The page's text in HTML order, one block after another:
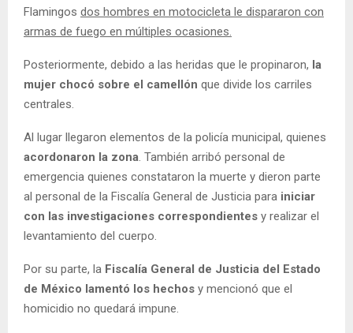
Flamingos dos hombres en motocicleta le dispararon con
armas de fuego en múltiples ocasiones.
Posteriormente, debido a las heridas que le propinaron, la
mujer chocó sobre el camellón que divide los carriles
centrales.
Al lugar llegaron elementos de la policía municipal, quienes
acordonaron la zona. También arribó personal de
emergencia quienes constataron la muerte y dieron parte
al personal de la Fiscalía General de Justicia para iniciar
con las investigaciones correspondientes y realizar el
levantamiento del cuerpo.
Por su parte, la Fiscalía General de Justicia del Estado
de México lamentó los hechos y mencionó que el
homicidio no quedará impune.